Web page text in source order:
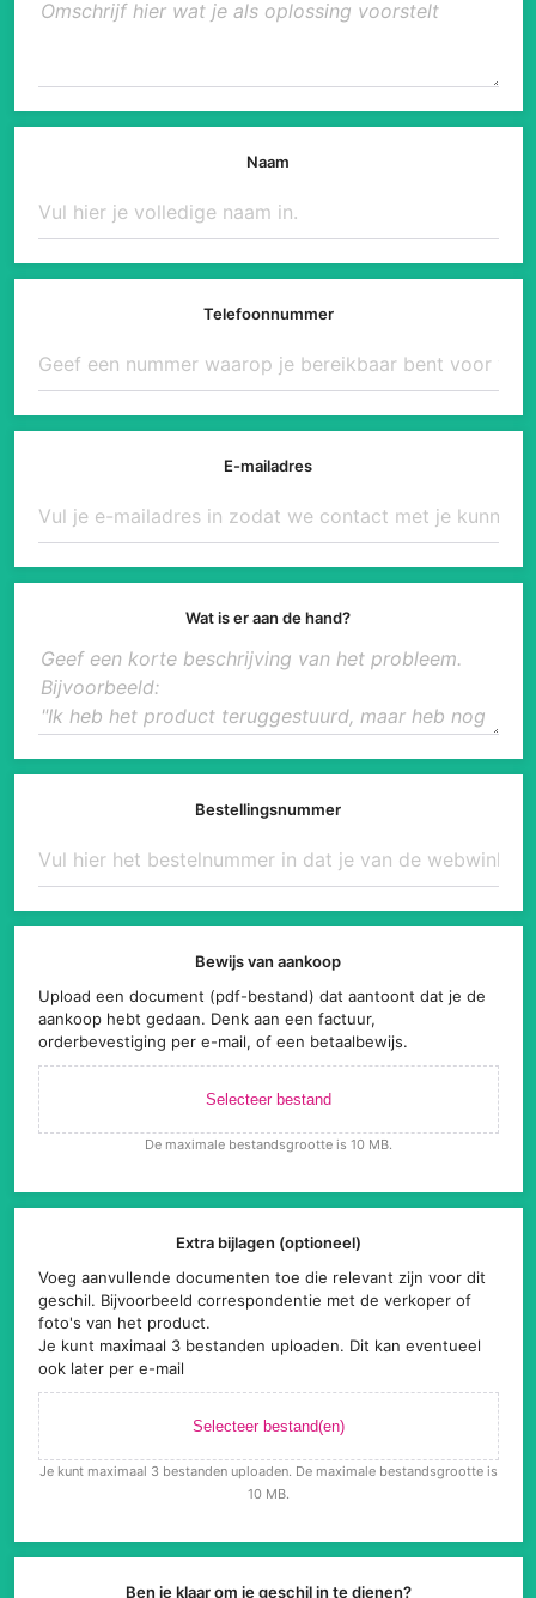
Naam
Telefoonnummer
E-mailadres
Wat is er aan de hand?
Bestellingsnummer
Bewijs van aankoop
Upload een document (pdf-bestand) dat aantoont dat je de
aankoop hebt gedaan. Denk aan een factuur,
orderbevestiging per e-mail, of een betaalbewijs.
Selecteer bestand
De maximale bestandsgrootte is 10 MB.
Extra bijlagen (optioneel)
Voeg aanvullende documenten toe die relevant zijn voor dit
geschil. Bijvoorbeeld correspondentie met de verkoper of
foto's van het product.
Je kunt maximaal 3 bestanden uploaden. Dit kan eventueel
ook later per e-mail
Selecteer bestand(en)
Je kunt maximaal 3 bestanden uploaden. De maximale bestandsgrootte is
10 MB.
Ben je klaar om je geschil in te dienen?